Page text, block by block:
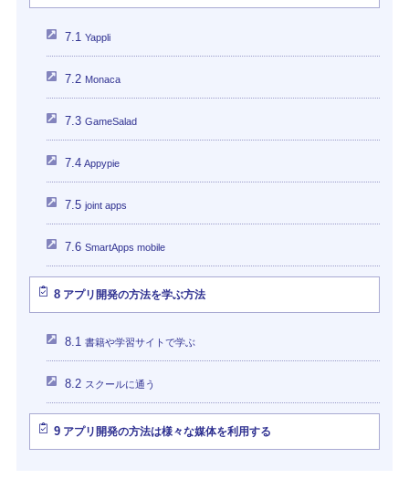
7.1 Yappli
7.2 Monaca
7.3 GameSalad
7.4 Appypie
7.5 joint apps
7.6 SmartApps mobile
8アプリ開発の方法を学ぶ方法
8.1 書籍や学習サイトで学ぶ
8.2 スクールに通う
9アプリ開発の方法は様々な媒体を利用する